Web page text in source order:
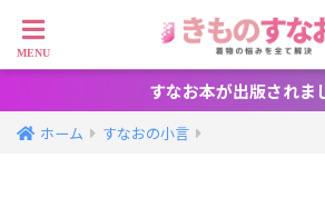
すなお本が出版されま
ホーム すなおの小言